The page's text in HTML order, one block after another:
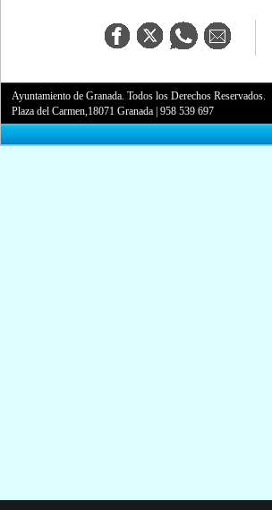
Ayuntamiento de Granada. Todos los Derechos Reservados.
Plaza del Carmen,18071 Granada |958 539 697